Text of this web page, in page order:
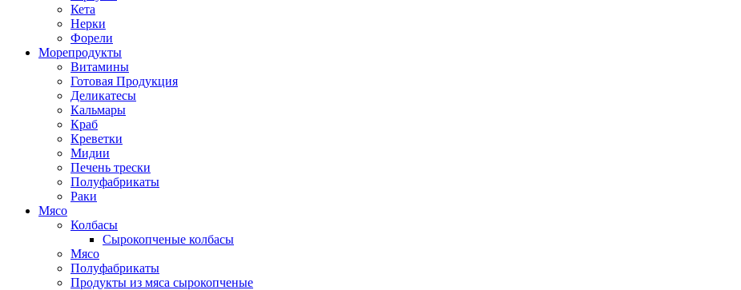
Кета
Нерки
Форели
Морепродукты
Витамины
Готовая Продукция
Деликатесы
Кальмары
Краб
Креветки
Мидии
Печень трески
Полуфабрикаты
Раки
Мясо
Колбасы
Сырокопченые колбасы
Мясо
Полуфабрикаты
Продукты из мяса сырокопченые